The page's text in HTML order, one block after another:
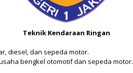
Teknik Kendaraan Ringan
diesel, dan sepeda motor.
bengkel otomotif dan sepeda motor.